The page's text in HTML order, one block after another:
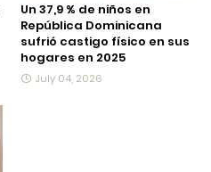
Un 37,9 % de niños en
República Dominicana
sufrió castigo físico en sus
hogares en 2025
July 04, 2026